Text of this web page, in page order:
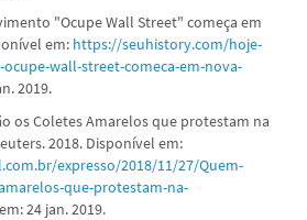
"Ocupe Wall Street" começa em
em: https://seuhistory.com/hoje-
wall-street-comeca-em-nova-
2019.
os Coletes Amarelos que protestam na
2018. Disponível em:
expresso/2018/11/27/Quem-
que-protestam-na-
24 jan. 2019.